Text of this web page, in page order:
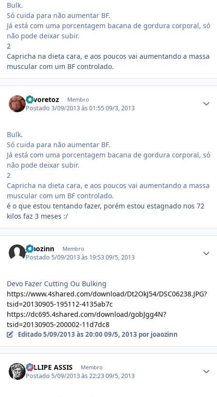
Bulk.
Só cuida para não aumentar BF.
Já está com uma porcentagem bacana de gordura corporal, só
não pode deixar subir.
2
Capricha na dieta cara, e aos poucos vai aumentando a massa
muscular com um BF controlado.
Favoretoz Membro
Postado3/09/2013 às 01:5509/3, 2013
Bulk.
Só cuida para não aumentar BF.
Já está com uma porcentagem bacana de gordura corporal, só
não pode deixar subir.
2
Capricha na dieta cara, e aos poucos vai aumentando a massa
muscular com um BF controlado.
é o que estou tentando fazer, porém estou estagnado nos 72
kilos faz 3 meses :/
joaozinn Membro
Postado 5/09/2013 às 19:5309/5, 2013
Devo Fazer Cutting Ou Bulking
https://www.4shared.com/download/Dt2OkJ54/DSC06238.JPG?
tsid=20130905-195112-4135ab7c
https://dc695.4shared.com/download/gobJgg4N?
tsid=20130905-200002-11d7dc8
Editado5/09/2013 às 20:00 09/5, 2013 por joaozinn
FELLIPE ASSIS Membro
Postado 5/09/2013 às 22:2309/5, 2013